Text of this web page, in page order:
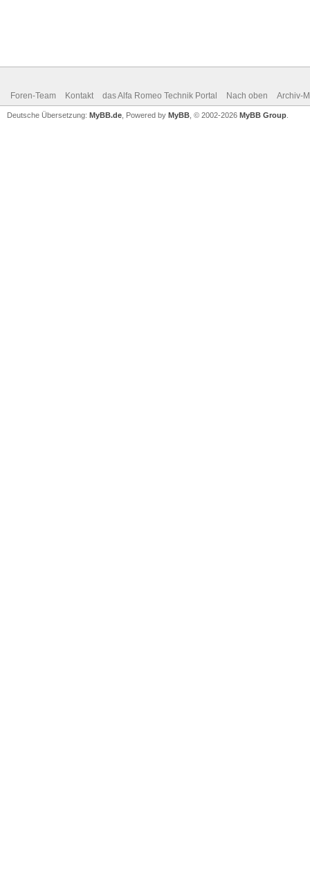
Foren-Team Kontakt das Alfa Romeo Technik Portal Nach oben Archiv-
Deutsche Übersetzung: MyBB.de , Powered by MyBB , © 2002-2026 MyBB Group